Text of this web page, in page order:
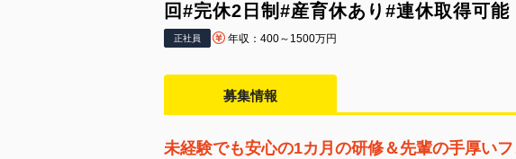
回#完休2日制#産育休あり#連休取得可能
正社員 年収：400～1500万円
募集情報
未経験でも安心の1カ月の研修＆先輩の手厚いフ